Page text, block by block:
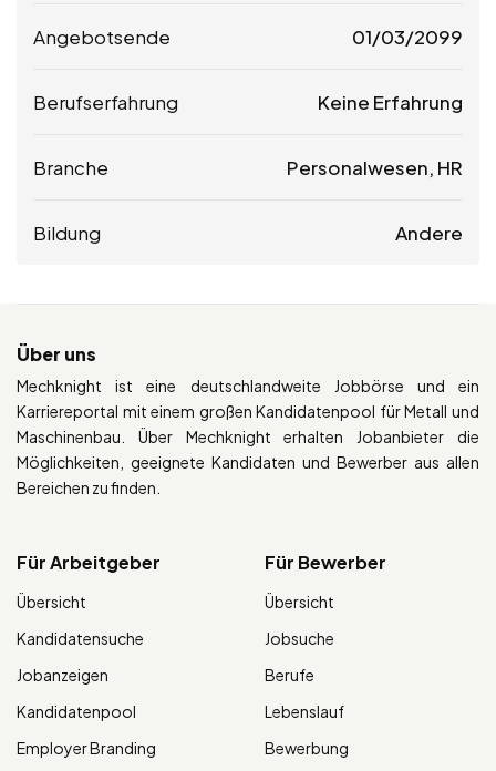
Angebotsende 01/03/2099
Berufserfahrung Keine Erfahrung
Branche Personalwesen, HR
Bildung Andere
Über uns
Mechknight ist eine deutschlandweite Jobbörse und ein
Karriereportal mit einem großen Kandidatenpool für Metall und
Maschinenbau. Über Mechknight erhalten Jobanbieter die
Möglichkeiten, geeignete Kandidaten und Bewerber aus allen
Bereichen zu finden.
Für Arbeitgeber
Übersicht
Kandidatensuche
Jobanzeigen
Kandidatenpool
Employer Branding
Für Bewerber
Übersicht
Jobsuche
Berufe
Lebenslauf
Bewerbung